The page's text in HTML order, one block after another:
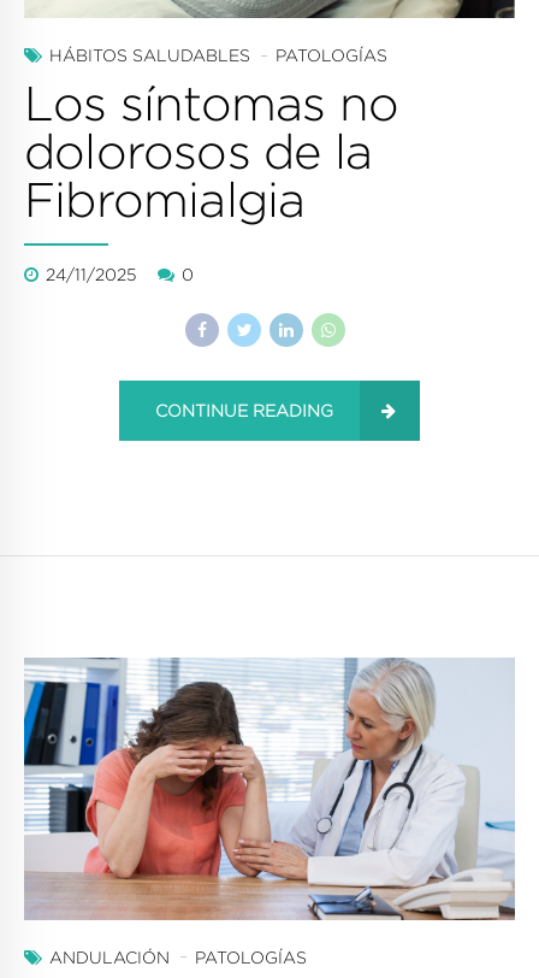
HÁBITOS SALUDABLES PATOLOGÍAS
Los síntomas no
dolorosos de la
Fibromialgia
24/11/2025 0
CONTINUE READING
ANDULACIÓN PATOLOGÍAS